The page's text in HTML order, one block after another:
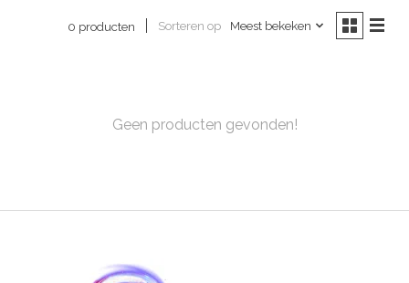
0 producten Sorteren op Meest bekeken
Geen producten gevonden!